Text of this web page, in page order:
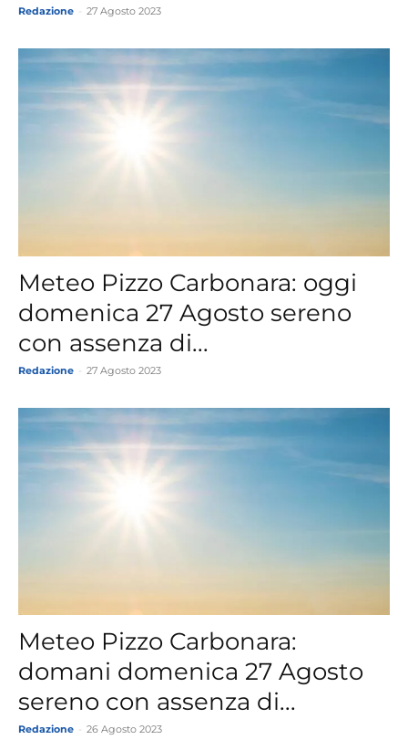
Redazione 27 Agosto 2023
Meteo Pizzo Carbonara: oggi
domenica 27 Agosto sereno
con assenza di...
Redazione 27 Agosto 2023
Meteo Pizzo Carbonara:
domani domenica 27 Agosto
sereno con assenza di...
Redazione 26 Agosto 2023